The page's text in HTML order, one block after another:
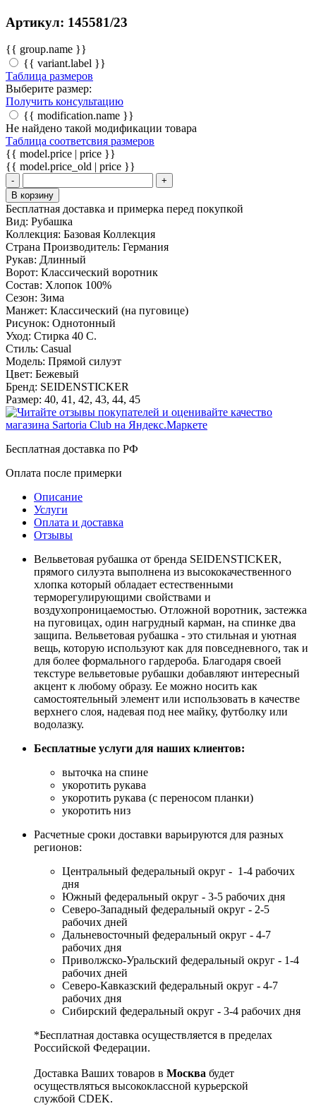
Артикул: 145581/23
{{ group.name }}
{{ variant.label }}
Таблица размеров
Выберите размер:
Получить консультацию
{{ modification.name }}
Не найдено такой модификации товара
Таблица соответсвия размеров
{{ model.price | price }}
{{ model.price_old | price }}
-
+
В корзину
Бесплатная доставка и примерка перед покупкой
Вид: Рубашка
Коллекция: Базовая Коллекция
Страна Производитель: Германия
Рукав: Длинный
Ворот: Классический воротник
Состав: Хлопок 100%
Сезон: Зима
Манжет: Классический (на пуговице)
Рисунок: Однотонный
Уход: Стирка 40 С.
Стиль: Casual
Модель: Прямой силуэт
Цвет: Бежевый
Бренд: SEIDENSTICKER
Размер: 40, 41, 42, 43, 44, 45
Бесплатная доставка по РФ
Оплата после примерки
Описание
Услуги
Оплата и доставка
Отзывы
Вельветовая рубашка от бренда SEIDENSTICKER,
прямого силуэта выполнена из высококачественного
хлопка который обладает естественными
терморегулирующими свойствами и
воздухопроницаемостью. Отложной воротник, застежка
на пуговицах, один нагрудный карман, на спинке два
защипа. Вельветовая рубашка - это стильная и уютная
вещь, которую используют как для повседневного, так и
для более формального гардероба. Благодаря своей
текстуре вельветовые рубашки добавляют интересный
акцент к любому образу. Ее можно носить как
самостоятельный элемент или использовать в качестве
верхнего слоя, надевая под нее майку, футболку или
водолазку.
Бесплатные услуги для наших клиентов:
выточка на спине
укоротить рукава
укоротить рукава (с переносом планки)
укоротить низ
Расчетные сроки доставки варьируются для разных
регионов:
Центральный федеральный округ - 1-4 рабочих
дня
Южный федеральный округ - 3-5 рабочих дня
Северо-Западный федеральный округ - 2-5
рабочих дней
Дальневосточный федеральный округ - 4-7
рабочих дня
Приволжско-Уральский федеральный округ - 1-4
рабочих дней
Северо-Кавказский федеральный округ - 4-7
рабочих дня
Сибирский федеральный округ - 3-4 рабочих дня
*Бесплатная доставка осуществляется в пределах
Российской Федерации.
Доставка Ваших товаров в Москва будет
осуществляться высококлассной курьерской
службой CDEK.